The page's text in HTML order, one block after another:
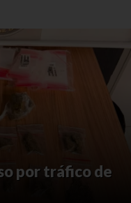
por tráfico de